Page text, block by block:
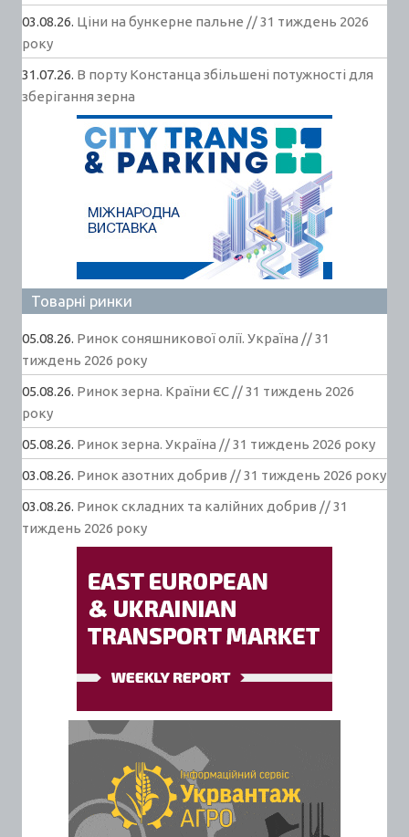
03.08.26. Ціни на бункерне пальне // 31 тиждень 2026
року
31.07.26. В порту Констанца збільшені потужності для
зберігання зерна
Товарні ринки
05.08.26. Ринок соняшникової олії. Україна // 31
тиждень 2026 року
05.08.26. Ринок зерна. Країни ЄС // 31 тиждень 2026
року
05.08.26. Ринок зерна. Україна // 31 тиждень 2026 року
03.08.26. Ринок азотних добрив // 31 тиждень 2026 року
03.08.26. Ринок складних та калійних добрив // 31
тиждень 2026 року